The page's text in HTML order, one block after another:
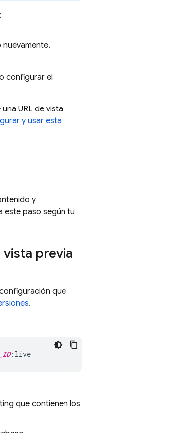
nuevamente.
configurar el
URL de vista
y usar esta
y
este paso según tu
vista previa
que
.
:live
que contienen los